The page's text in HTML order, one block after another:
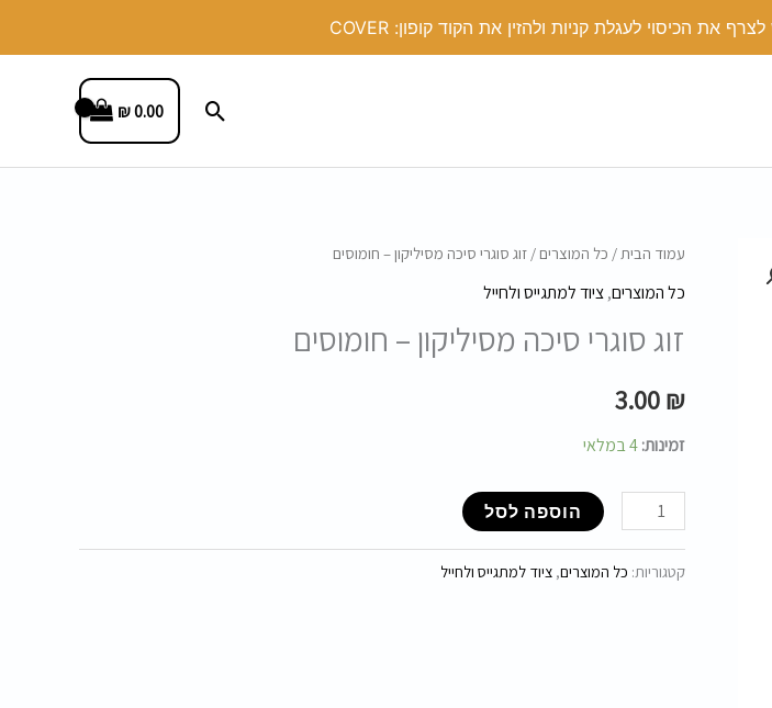
חיפוש 0.00
₪
עמוד הבית/ כל המוצרים / זוג סוגרי סיכה מסיליקון – חומוסים
כל המוצרים,ציוד למתגייס ולחייל
זוג סוגרי סיכה מסיליקון – חומוסים
3.00₪
זמינות:4 במלאי
כמות
של
סוגרי
מסיליקון
-
הוספה לסל
קטגוריות: כל המוצרים, ציוד למתגייס ולחייל